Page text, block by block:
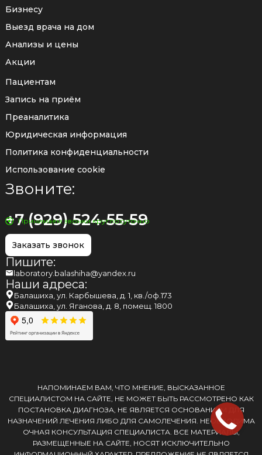
Бизнесу
Выезд врача на дом
Анализы и цены
Акции
Пациентам
Запись на приём
Преаналитика
Юридическая информация
Политика конфиденциальности
Использование cookie
Звоните:
+7 (929) 524-55-59
Принимаем звонки круглосуточно
Заказать звонок
Пишите:
laboratory.balashiha@yandex.ru
Наши адреса:
Балашиха, ул. Карбышева, д. 1, кв./оф.173
Балашиха, ул. Яганова, д. 8, помещ. 1800
НАПОМИНАЕМ ВАМ, ЧТО МНЕНИЕ, ВЫСКАЗАННОЕ
СПЕЦИАЛИСТОМ НА САЙТЕ, НЕ МОЖЕТ БЫТЬ РАССМОТРЕНО КАК
ПОСТАНОВКА ДИАГНОЗА, НЕ ЯВЛЯЕТСЯ ОСНОВАНИЕМ ДЛЯ
НАЗНАЧЕНИЙ ЛЕЧЕНИЯ ЛИБО ДЛЯ САМОЛЕЧЕНИЯ. НЕОБХОДИМА
ОЧНАЯ КОНСУЛЬТАЦИЯ СПЕЦИАЛИСТА. ВСЕ МАТЕРИАЛЫ,
РАЗМЕЩЕННЫЕ НА САЙТЕ, НОСЯТ ИСКЛЮЧИТЕЛЬНО